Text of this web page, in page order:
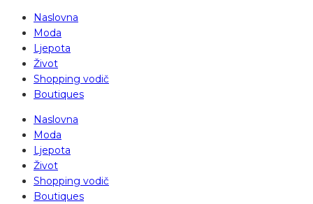
Naslovna
Moda
Ljepota
Život
Shopping vodič
Boutiques
Naslovna
Moda
Ljepota
Život
Shopping vodič
Boutiques